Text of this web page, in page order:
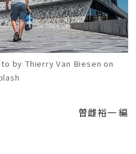
by Thierry Van Biesen on
曽雌裕一 編